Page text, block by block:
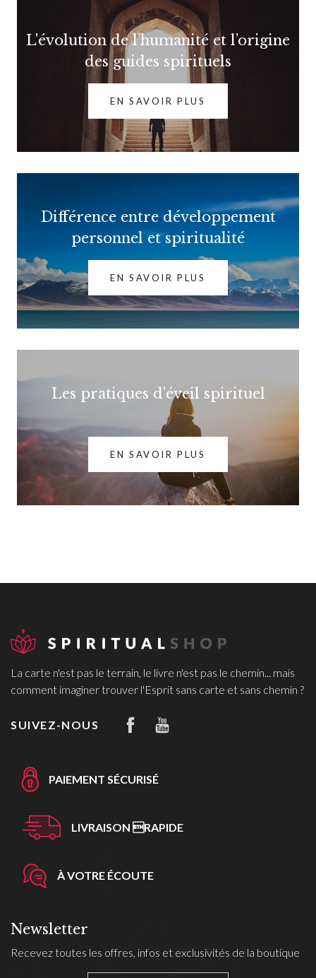
L'évolution de l’humanité et l’origine
des guides spirituels
EN SAVOIR PLUS
Différence entre développement
personnel et spiritualité
EN SAVOIR PLUS
Les pratiques d'éveil spirituel
EN SAVOIR PLUS
La carte n'est pas le terrain, le livre n'est pas le chemin... mais
comment imaginer trouver l'Esprit sans carte et sans chemin ?
SUIVEZ-NOUS
PAIEMENT SÉCURISÉ
LIVRAISON RAPIDE
À VOTRE ÉCOUTE
Newsletter
Recevez toutes les offres, infos et exclusivités de la boutique